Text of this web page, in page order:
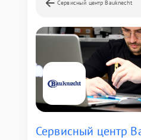
Сервисный центр Bauknecht
Сервисный центр